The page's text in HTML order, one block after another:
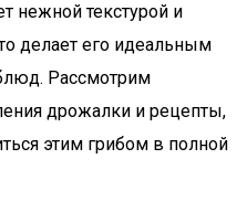
нежной текстурой и
делает его идеальным
Рассмотрим
дрожалки и рецепты,
этим грибом в полной